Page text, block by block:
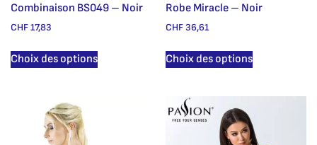
Combinaison BS049 – Noir
CHF17,83
Choix des options
Robe Miracle – Noir
CHF 36,61
Choix des options